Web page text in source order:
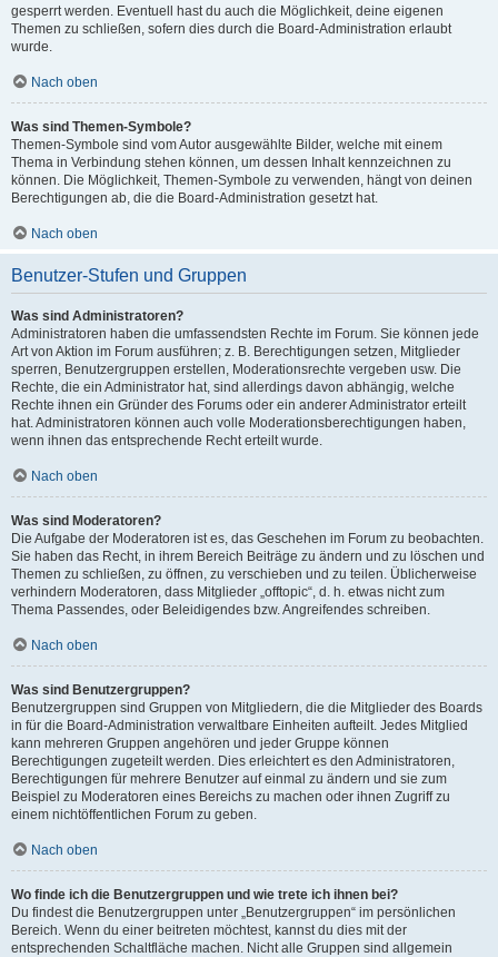
gesperrt werden. Eventuell hast du auch die Möglichkeit, deine eigenen
Themen zu schließen, sofern dies durch die Board-Administration erlaubt
wurde.
Nach oben
Was sind Themen-Symbole?
Themen-Symbole sind vom Autor ausgewählte Bilder, welche mit einem
Thema in Verbindung stehen können, um dessen Inhalt kennzeichnen zu
können. Die Möglichkeit, Themen-Symbole zu verwenden, hängt von deinen
Berechtigungen ab, die die Board-Administration gesetzt hat.
Nach oben
Benutzer-Stufen und Gruppen
Was sind Administratoren?
Administratoren haben die umfassendsten Rechte im Forum. Sie können jede
Art von Aktion im Forum ausführen; z. B. Berechtigungen setzen, Mitglieder
sperren, Benutzergruppen erstellen, Moderationsrechte vergeben usw. Die
Rechte, die ein Administrator hat, sind allerdings davon abhängig, welche
Rechte ihnen ein Gründer des Forums oder ein anderer Administrator erteilt
hat. Administratoren können auch volle Moderationsberechtigungen haben,
wenn ihnen das entsprechende Recht erteilt wurde.
Nach oben
Was sind Moderatoren?
Die Aufgabe der Moderatoren ist es, das Geschehen im Forum zu beobachten.
Sie haben das Recht, in ihrem Bereich Beiträge zu ändern und zu löschen und
Themen zu schließen, zu öffnen, zu verschieben und zu teilen. Üblicherweise
verhindern Moderatoren, dass Mitglieder „offtopic“, d. h. etwas nicht zum
Thema Passendes, oder Beleidigendes bzw. Angreifendes schreiben.
Nach oben
Was sind Benutzergruppen?
Benutzergruppen sind Gruppen von Mitgliedern, die die Mitglieder des Boards
in für die Board-Administration verwaltbare Einheiten aufteilt. Jedes Mitglied
kann mehreren Gruppen angehören und jeder Gruppe können
Berechtigungen zugeteilt werden. Dies erleichtert es den Administratoren,
Berechtigungen für mehrere Benutzer auf einmal zu ändern und sie zum
Beispiel zu Moderatoren eines Bereichs zu machen oder ihnen Zugriff zu
einem nichtöffentlichen Forum zu geben.
Nach oben
Wo finde ich die Benutzergruppen und wie trete ich ihnen bei?
Du findest die Benutzergruppen unter „Benutzergruppen“ im persönlichen
Bereich. Wenn du einer beitreten möchtest, kannst du dies mit der
entsprechenden Schaltfläche machen. Nicht alle Gruppen sind allgemein